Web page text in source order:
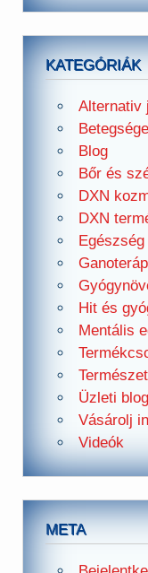
KATEGÓRIÁK
Alternativ
Blog
Bőr és
DXN
DXN
Egészség
Hit és
Mentális
Üzleti blog
Vásárolj
Videók
META